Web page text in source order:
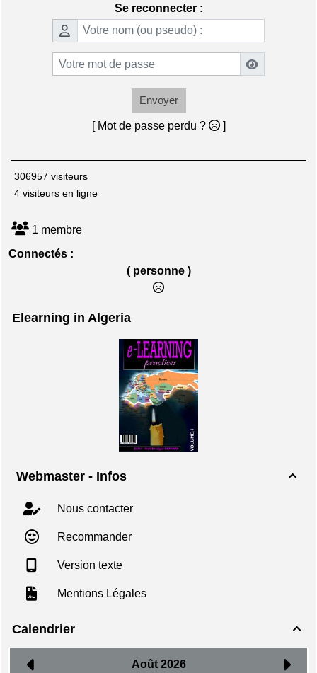
Se reconnecter :
Envoyer
[ Mot de passe perdu ? ]
306957 visiteurs
4 visiteurs en ligne
1 membre
Connectés :
( personne )
Elearning in Algeria

Webmaster - Infos
Nous contacter
Recommander
Version texte
Mentions Légales

Calendrier